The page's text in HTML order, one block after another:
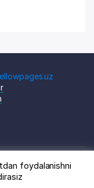
Shartnoma
foydalanishni